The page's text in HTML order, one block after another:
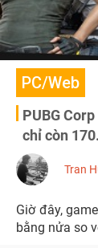
PC/Web
PUBG
chỉ còn
Tran
Giờ đây,
bằng nửa so